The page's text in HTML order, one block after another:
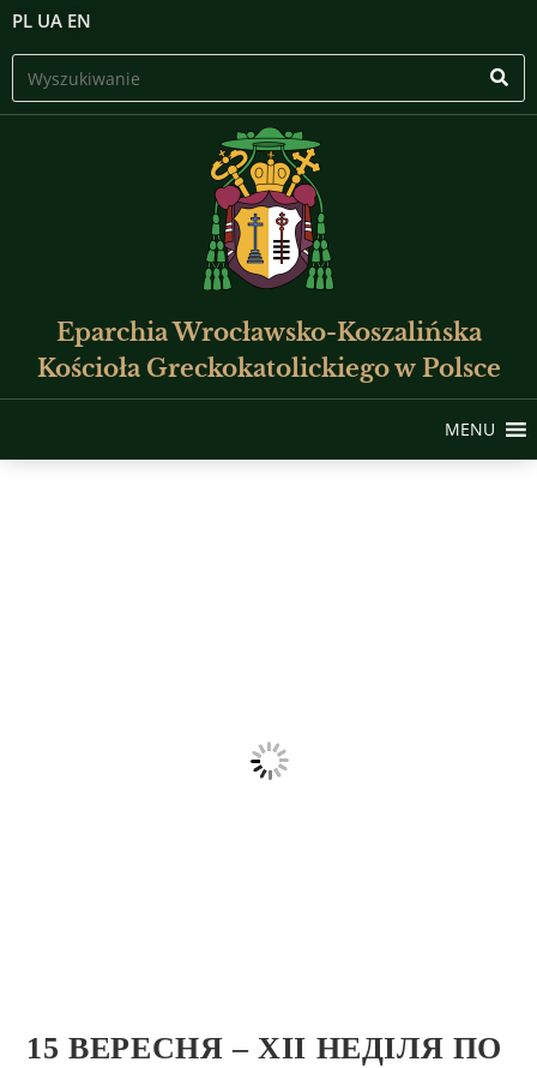
PL UA EN
Eparchia Wrocławsko-Koszalińska
Kościoła Greckokatolickiego w Polsce
MENU
15 ВЕРЕСНЯ – ХII НЕДІЛЯ ПО